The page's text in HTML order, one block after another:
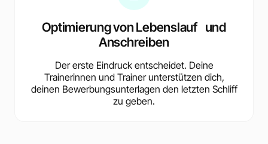
Optimierung von Lebenslauf und
Anschreiben
Der erste Eindruck entscheidet. Deine
Trainerinnen und Trainer unterstützen dich,
deinen Bewerbungsunterlagen den letzten Schliff
zu geben.